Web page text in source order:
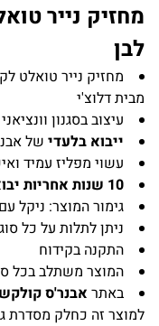
מחזיק נייר
לבן
מחזיק נייר טואלט
מבית דלוצ'י
עיצוב בסגנון
ייבוא בלעדי של
עשוי מפליז עמיד
10 שנות אחריות יבואן
גימור המוצר: ניקל
ניתן לתלות על כל
התקנה בקידוח
המוצר משתלב בכל
באתר אבנר'ס
למוצר זה כחלק מסדרת